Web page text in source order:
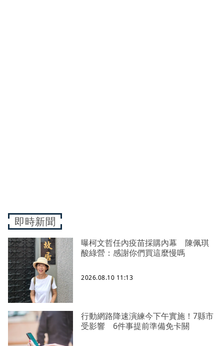
即時新聞
曝柯文哲任內疫苗採購內幕 陳佩琪
酸綠營：感謝你們買這麼慢嗎
2026.08.10 11:13
行動網路降速演練今下午實施！7縣市
受影響 6件事提前準備免卡關